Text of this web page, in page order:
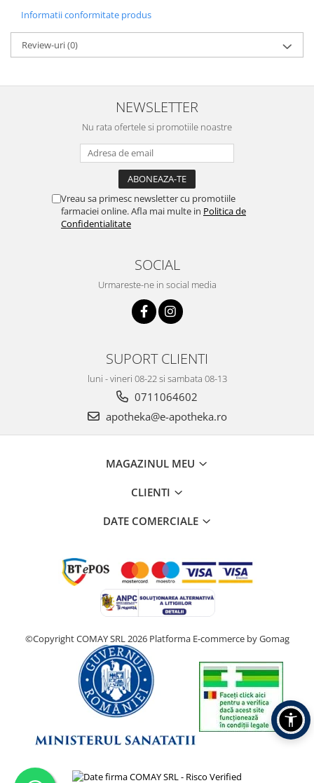
Informatii conformitate produs
Review-uri(0)
NEWSLETTER
Nu rata ofertele si promotiile noastre
Vreau sa primesc newsletter cu promotiile
farmaciei online. Afla mai multe in Politica de
Confidentialitate
SOCIAL
Urmareste-ne in social media
SUPORT CLIENTI
luni - vineri 08-22 si sambata 08-13
0711064602
apotheka@e-apotheka.ro
MAGAZINUL MEU
CLIENTI
DATE COMERCIALE
©Copyright COMAY SRL 2026 Platforma E-commerce by Gomag